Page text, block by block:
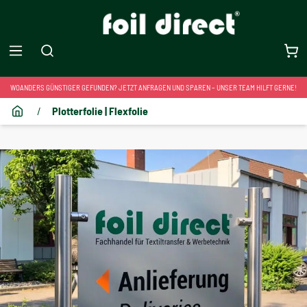
WOANDERS GÜNSTIGER GEFUNDEN? JETZT ANFRAGEN UND SPAREN – UNSER TEAM HILFT GERNE!
/ Plotterfolie | Flexfolie